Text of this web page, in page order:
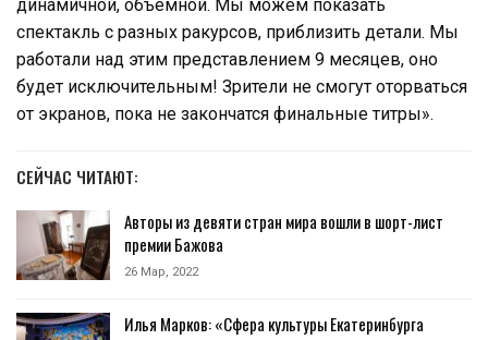
динамичной, объёмной. Мы можем показать
спектакль с разных ракурсов, приблизить детали. Мы
работали над этим представлением 9 месяцев, оно
будет исключительным! Зрители не смогут оторваться
от экранов, пока не закончатся финальные титры».
СЕЙЧАС ЧИТАЮТ:
Авторы из девяти стран мира вошли в шорт-лист
премии Бажова
26 Мар, 2022
Илья Марков: «Сфера культуры Екатеринбурга